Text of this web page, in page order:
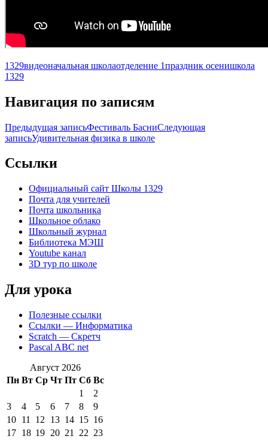
1329видеоначальная школаотделение 1праздник осенишкола
1329
Навигация по записям
Предыдущая записьФестиваль БасниСледующая
записьУдивительная физика в школе
Ccылки
Официальный сайт Школы 1329
Почта для учителей
Почта школьника
Школьное облако
Школьный журнал
Библиотека МЭШ
Youtube канал
3D тур по школе
Для урока
Полезные ссылки
Ссылки — Информатика
Scratch — Скретч
Pascal ABC net
Август 2026
Пн Вт Ср Чт Пт Сб Вс
1
2
3
4 5 6 7 8
9
10 11 12 13 14 15 16
17 18 19 20 21 22 23